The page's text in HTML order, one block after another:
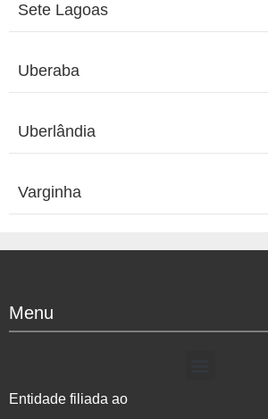
Sete Lagoas
Uberaba
Uberlândia
Varginha
Menu
Entidade filiada ao